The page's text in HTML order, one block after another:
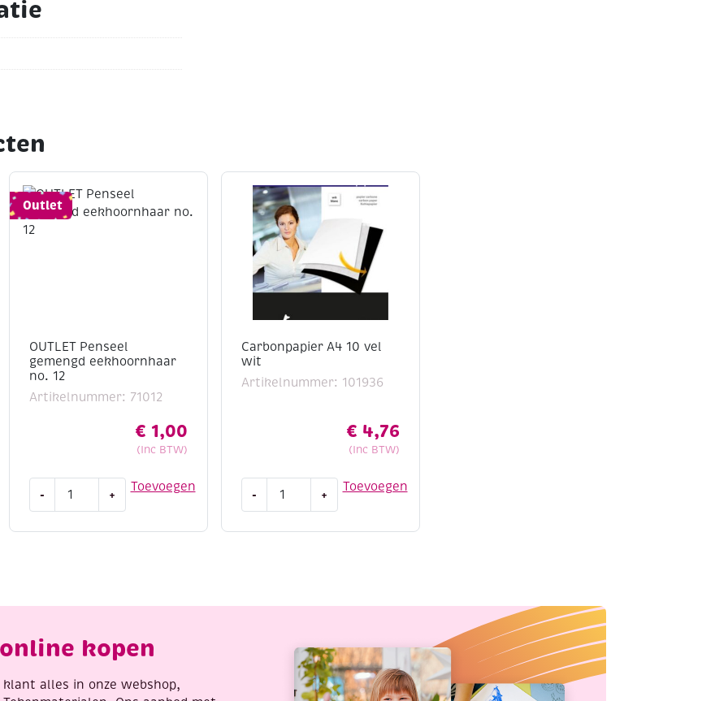
Outlet
OUTLET Penseel
gemengd eekhoornhaar
no. 12
Artikelnummer: 71012
€ 1,00
(Inc BTW)
Toevoegen
-
Penseel
+
Carbonpapier A4 10 vel
wit
Artikelnummer: 101936
€ 4,76
(Inc BTW)
Toevoegen
- +
kopen
alles in onze webshop,